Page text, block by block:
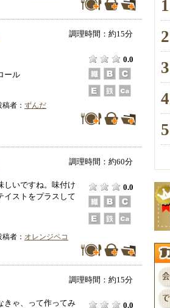
調理時間：約15分
0.0
ール
者： ずんだ
調理時間：約60分
しいですね。味付け
イストをプラスして
0.0
者： オレンジペコ
調理時間：約15分
きゃ、って作ってみ
0.0
1
2
3
4
5